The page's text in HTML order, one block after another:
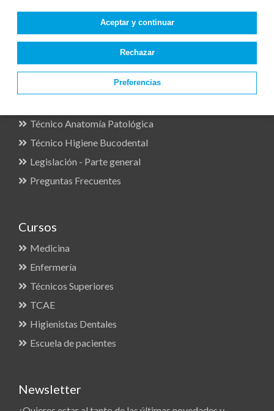
Aceptar y continuar
Rechazar
Preferencias
Oposiciones
Enfermería
TCAE Auxiliar Enfermería
Técnico Anatomía Patológica
Técnico Higiene Bucodental
Legislación - Parte general
Preguntas Frecuentes
Cursos
Medicina
Enfermería
Técnicos Superiores
TCAE
Higienistas Dentales
Escuela de pacientes
Newsletter